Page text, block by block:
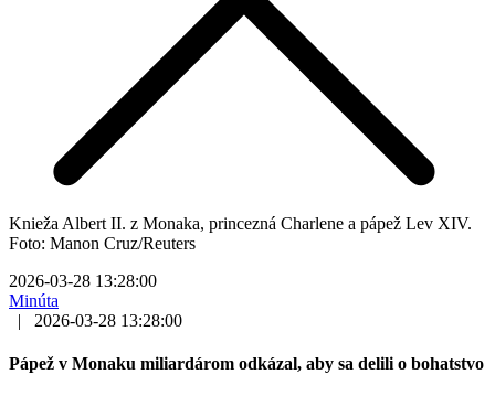
Knieža Albert II. z Monaka, princezná Charlene a pápež Lev XIV.
Foto: Manon Cruz/Reuters
2026-03-28 13:28:00
Minúta
|
2026-03-28 13:28:00
Pápež v Monaku miliardárom odkázal, aby sa delili o bohatstvo